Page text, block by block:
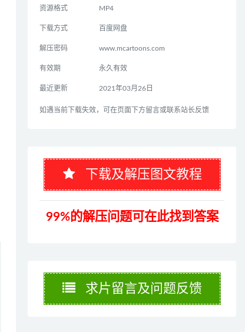
资源格式 MP4
下载方式 百度网盘
解压密码 www.mcartoons.com
有效期 永久有效
最近更新 2021年03月26日
如遇当前下载失效，可在页面下方留言或联系站长反馈
下载及解压图文教程
99%的解压问题可在此找到答案
求片留言及问题反馈